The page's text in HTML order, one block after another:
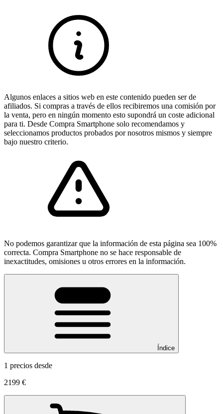
Algunos enlaces a sitios web en este contenido pueden ser de
afiliados. Si compras a través de ellos recibiremos una comisión por
la venta, pero en ningún momento esto supondrá un coste adicional
para ti. Desde Compra Smartphone solo recomendamos y
seleccionamos productos probados por nosotros mismos y siempre
bajo nuestro criterio.
No podemos garantizar que la información de esta página sea 100%
correcta. Compra Smartphone no se hace responsable de
inexactitudes, omisiones u otros errores en la información.
Índice
1 precios desde
2199 €